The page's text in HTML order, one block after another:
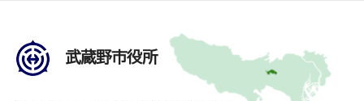
武蔵野市役所